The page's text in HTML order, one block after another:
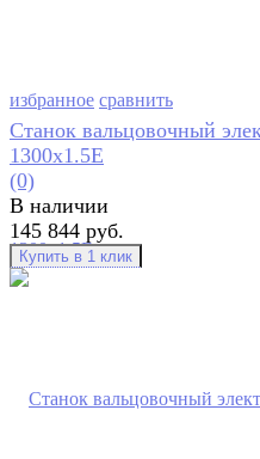
избранное сравнить
Станок вальцовочный
1300x1.5E
(0)
В наличии
145 844 руб.